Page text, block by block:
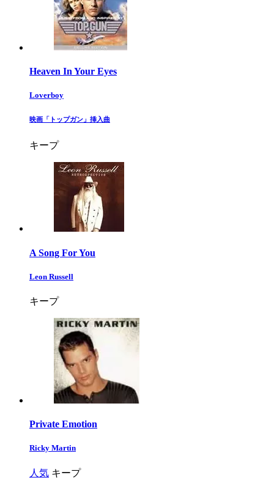
Heaven In Your Eyes
Loverboy
​映画「トップガン」挿入曲​
キープ
A Song For You
Leon Russell
キープ
Private Emotion
Ricky Martin
人気 キープ